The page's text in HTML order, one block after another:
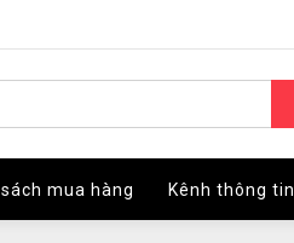
mua hàng Kênh thông tin
mua hàng Kênh thông tin